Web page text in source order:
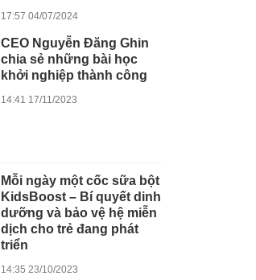
17:57 04/07/2024
CEO Nguyễn Đăng Ghin
chia sẻ những bài học
khởi nghiệp thành công
14:41 17/11/2023
Mỗi ngày một cốc sữa bột
KidsBoost – Bí quyết dinh
dưỡng và bảo vệ hệ miễn
dịch cho trẻ đang phát
triển
14:35 23/10/2023